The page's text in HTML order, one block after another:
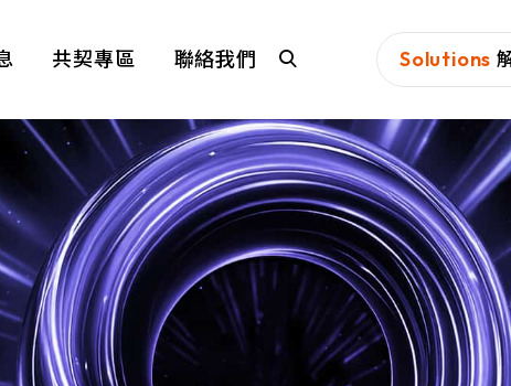
共契專區 聯絡我們 Solutions
N-Partner
新夥伴科技股份有限公司(N-Partner
Technologies Co., Ltd.)成立於2010年，
總部位於台灣台中市，專長於高效能大數
據(Big Data)蒐集、儲存與整合分析領
域，以及AI科技的搭載運用；進而開創新
TeamT5
威脅情資是資
行動取向的在
擊，提前部署
QSAN 廣盛科技
QSAN 廣盛科技是 IT 產業的先驅領導
OPSWAT
OPSWAT™相